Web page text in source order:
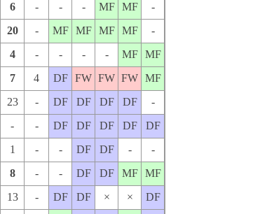
6 - - - MF MF
-
20 - MF MF MF MF
-
4 - - - - MF
MF
7 4 DF FW FW FW MF
23 - DF DF DF DF
-
- - DF DF DF DF
DF
1 - - DF DF -
-
8 - - DF DF MF
MF
13 - DF DF × ×
DF